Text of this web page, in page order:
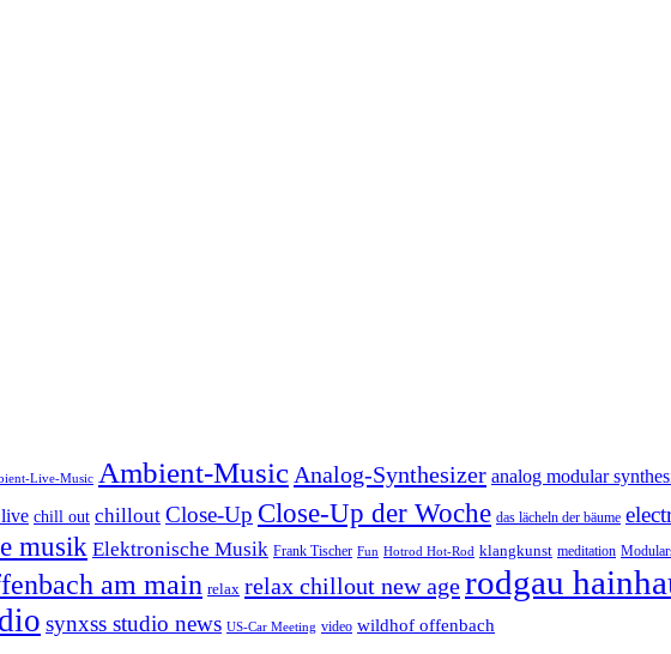
Live-Music Ambient-Music Analog-Synthesizer analog modular
chill out chillout Close-Up Close-Up der Woche das lächeln der bäume
musik Elektronische Musik Frank Tischer Fun Hotrod Hot-Rod klangkunst meditation
am main relax relax chillout new agerodgau
synxss studio news US-Car Meeting video wildhof offenbach